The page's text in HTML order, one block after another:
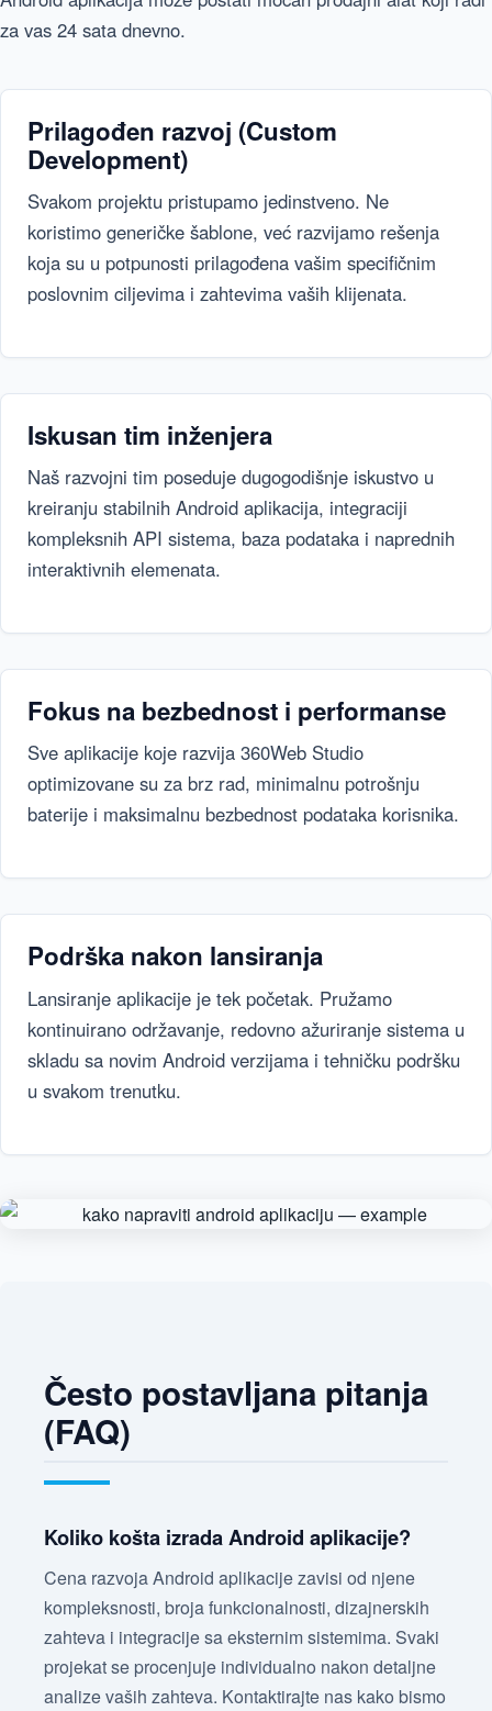
za vas 24 sata dnevno.
Prilagođen razvoj (Custom
Development)
Svakom projektu pristupamo jedinstveno. Ne
koristimo generičke šablone, već razvijamo rešenja
koja su u potpunosti prilagođena vašim specifičnim
poslovnim ciljevima i zahtevima vaših klijenata.
Iskusan tim inženjera
Naš razvojni tim poseduje dugogodišnje iskustvo u
kreiranju stabilnih Android aplikacija, integraciji
kompleksnih API sistema, baza podataka i naprednih
interaktivnih elemenata.
Fokus na bezbednost i performanse
Sve aplikacije koje razvija 360Web Studio
optimizovane su za brz rad, minimalnu potrošnju
baterije i maksimalnu bezbednost podataka korisnika.
Podrška nakon lansiranja
Lansiranje aplikacije je tek početak. Pružamo
kontinuirano održavanje, redovno ažuriranje sistema u
skladu sa novim Android verzijama i tehničku podršku
u svakom trenutku.
Često postavljana pitanja
(FAQ)
Koliko košta izrada Android aplikacije?
Cena razvoja Android aplikacije zavisi od njene
kompleksnosti, broja funkcionalnosti, dizajnerskih
zahteva i integracije sa eksternim sistemima. Svaki
projekat se procenjuje individualno nakon detaljne
analize vaših zahteva. Kontaktirajte nas kako bismo